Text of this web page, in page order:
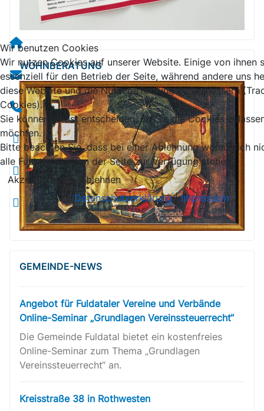
WOHNBERATUNG
GEMEINDE-NEWS
Angebot für Fuldataler Vereine und Verbände
Online-Seminar „Grundlagen Vereinssteuerrecht“
Die Gemeinde Fuldatal bietet ein kostenfreies
Online-Seminar zum Thema „Grundlagen
Vereinssteuerrecht“ an.
Kreisstraße 38 in Rothwesten
Wir benutzen Cookies
Wir nutzen Cookies auf unserer Website. Einige von ihnen
essenziell für den Betrieb der Seite, während andere uns
diese Website und die Nutzererfahrung zu verbessern
Cookies).
Sie können selbst entscheiden, ob Sie die Cookies
möchten.
Bitte beachten Sie, dass bei einer Ablehnung womöglich
alle Funktionalitäten der Seite zur Verfügung stehen.
Akzeptieren
Ablehnen
Datenschutzerklärung|Impressum